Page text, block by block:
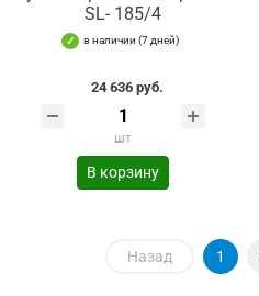
SL- 185/4
в наличии (7 дней)
24 636 руб.
шт
В корзину
Назад 1